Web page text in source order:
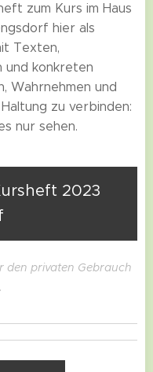
zum Kurs im Haus
hier als
Texten,
und konkreten
Wahrnehmen und
zu verbinden:
nur sehen.
2023
den privaten Gebrauch